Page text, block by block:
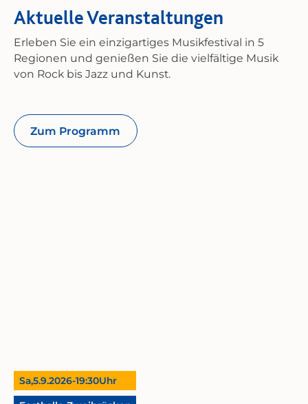
Aktuelle Veranstaltungen
Erleben Sie ein einzigartiges Musikfestival in 5
Regionen und genießen Sie die vielfältige Musik
von Rock bis Jazz und Kunst.
Zum Programm
Sa,5.9.2026-19:30Uhr